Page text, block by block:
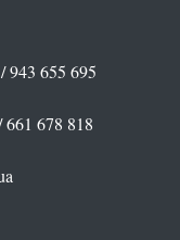
/ 943 655 695
678 818